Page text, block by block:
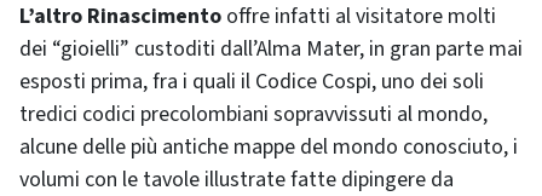
L’altro Rinascimento offre infatti al visitatore molti
dei “gioielli” custoditi dall’Alma Mater, in gran parte mai
esposti prima, fra i quali il Codice Cospi, uno dei soli
tredici codici precolombiani sopravvissuti al mondo,
alcune delle più antiche mappe del mondo conosciuto, i
volumi con le tavole illustrate fatte dipingere da